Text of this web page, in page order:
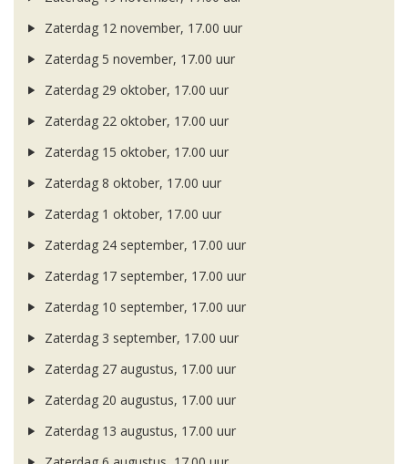
Zaterdag 12 november, 17.00 uur
Zaterdag 5 november, 17.00 uur
Zaterdag 29 oktober, 17.00 uur
Zaterdag 22 oktober, 17.00 uur
Zaterdag 15 oktober, 17.00 uur
Zaterdag 8 oktober, 17.00 uur
Zaterdag 1 oktober, 17.00 uur
Zaterdag 24 september, 17.00 uur
Zaterdag 17 september, 17.00 uur
Zaterdag 10 september, 17.00 uur
Zaterdag 3 september, 17.00 uur
Zaterdag 27 augustus, 17.00 uur
Zaterdag 20 augustus, 17.00 uur
Zaterdag 13 augustus, 17.00 uur